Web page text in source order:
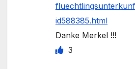
id588385.html
Danke Merkel !!!
3